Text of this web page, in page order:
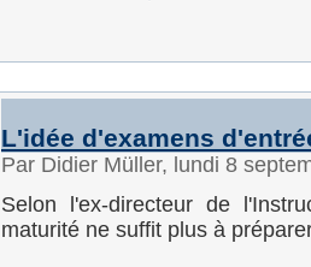
L'idée d'examens
Par Didier Müller, lundi 8
Selon l'ex-directeur de
maturité ne suffit plus à